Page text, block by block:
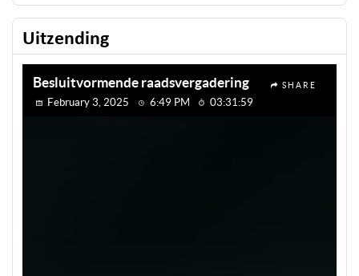
Uitzending